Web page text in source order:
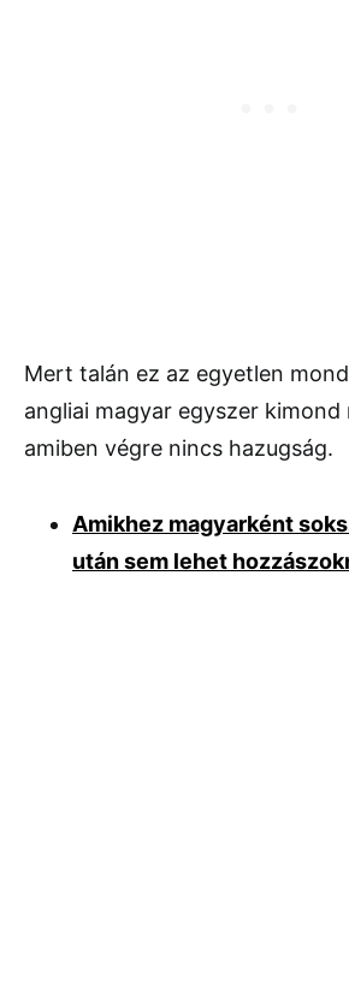
Mert talán ez az egyetlen
angliai magyar egyszer kimond
amiben végre nincs hazugság.
Amikhez magyarként
után sem lehet